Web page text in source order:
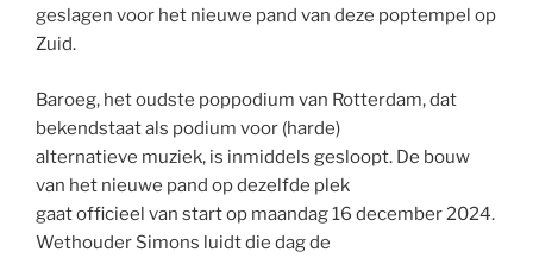
geslagen voor het nieuwe pand van deze poptempel op
Zuid.
Baroeg, het oudste poppodium van Rotterdam, dat
bekendstaat als podium voor (harde)
alternatieve muziek, is inmiddels gesloopt. De bouw
van het nieuwe pand op dezelfde plek
gaat officieel van start op maandag 16 december 2024.
Wethouder Simons luidt die dag de